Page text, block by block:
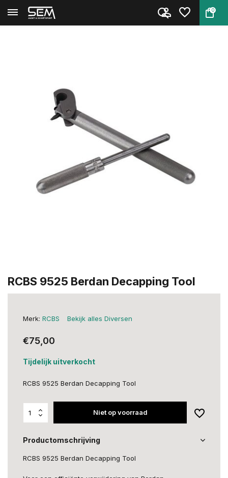
0
Terug Home RCBS 9525 Berdan Decapping Too...
RCBS 9525 Berdan Decapping Tool
Merk: RCBS Bekijk alles Diversen
€75,00
Tijdelijk uitverkocht
RCBS 9525 Berdan Decapping Tool
Niet op voorraad
Productomschrijving
RCBS 9525 Berdan Decapping Tool